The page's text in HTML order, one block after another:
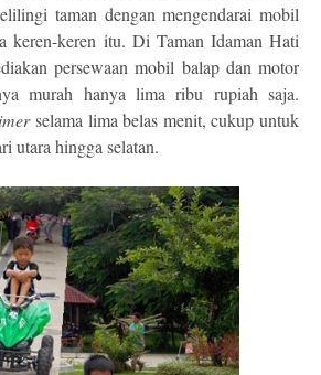
taman dengan mengendarai mobil
keren-keren itu. Di Taman Idaman Hati
persewaan mobil balap dan motor
murah hanya lima ribu rupiah saja.
selama lima belas menit, cukup untuk
utara hingga selatan.